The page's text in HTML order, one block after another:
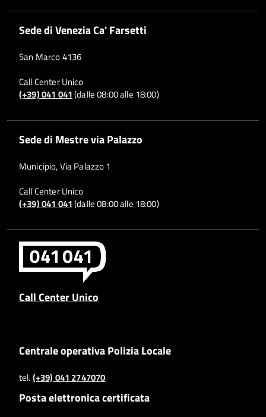
Sede di Venezia Ca' Farsetti
San Marco 4136
Call Center Unico
(+39) 041 041(dalle 08:00 alle 18:00)
Sede di Mestre via Palazzo
Municipio, Via Palazzo 1
Call Center Unico
(+39) 041 041(dalle 08:00 alle 18:00)
Call Center Unico
Centrale operativa Polizia Locale
tel.(+39) 041 2747070
Posta elettronica certificata